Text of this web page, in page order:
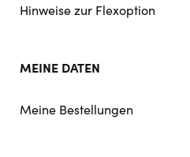
Hinweise zur Flexoption
MEINE DATEN
Meine Bestellungen